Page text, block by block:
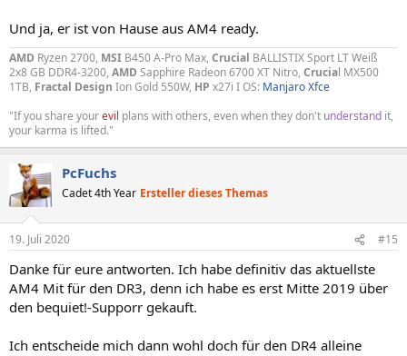
Und ja, er ist von Hause aus AM4 ready.
AMD Ryzen 2700, MSI B450 A-Pro Max, Crucial BALLISTIX Sport LT Weiß
2x8 GB DDR4-3200, AMD Sapphire Radeon 6700 XT Nitro, Crucial MX500
1TB, Fractal Design Ion Gold 550W, HP x27i I OS: Manjaro Xfce
"If you share yourevil plans with others, even when they don't understand it,
your karma is lifted."
PcFuchs
Cadet 4th Year Ersteller dieses Themas
19. Juli 2020 #15
Danke für eure antworten. Ich habe definitiv das aktuellste
AM4 Mit für den DR3, denn ich habe es erst Mitte 2019 über
den bequiet!-Supporr gekauft.
Ich entscheide mich dann wohl doch für den DR4 alleine